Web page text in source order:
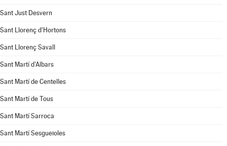
Sant Just Desvern
Sant Llorenç d'Hortons
Sant Llorenç Savall
Sant Martí d'Albars
Sant Martí de Centelles
Sant Martí de Tous
Sant Martí Sarroca
Sant Martí Sesgueioles